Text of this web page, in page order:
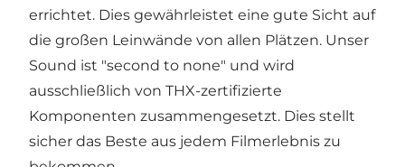
errichtet. Dies gewährleistet eine gute Sicht auf
die großen Leinwände von allen Plätzen. Unser
Sound ist "second to none" und wird
ausschließlich von THX-zertifizierte
Komponenten zusammengesetzt. Dies stellt
sicher das Beste aus jedem Filmerlebnis zu